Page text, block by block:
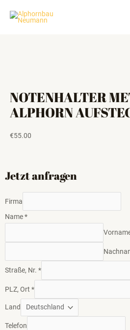
Inhalt
NOTENHALTER
ALPHORN
€55.00
Jetzt anfragen
Firma
Name*
Straße, Nr. *
PLZ, Ort *
Land
Telefon